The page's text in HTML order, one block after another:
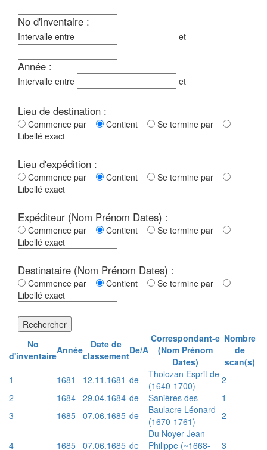
No d'inventaire :
Intervalle entre et
Année :
Intervalle entre et
Lieu de destination :
Commence par Contient
Se termine par
Libellé exact
Lieu d'expédition :
Commence par Contient
Se termine par
Libellé exact
Expéditeur (Nom Prénom Dates) :
Commence par Contient
Se termine par
Libellé exact
Destinataire (Nom Prénom Dates) :
Commence par Contient
Se termine par
Libellé exact
Rechercher
No
d'inventaireAnnée
Date de
classementDe/A
Correspondant-e
(Nom Prénom
Dates)
Nombre
de
scan(s)
1
1681 12.11.1681 de
Tholozan Esprit de
(1640-1700)
2
2
1684 29.04.1684 de Sanières des
1
3
1685 07.06.1685 de
Baulacre Léonard
(1670-1761)
2
4 1685 07.06.1685 de
Du Noyer Jean-
Philippe (~1668-
3